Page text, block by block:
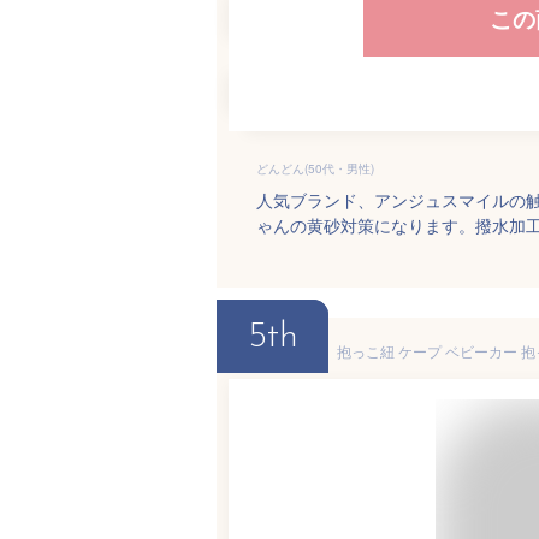
こ
どんどん(50代・男性)
人気ブランド、アンジュスマイルの
ゃんの黄砂対策になります。撥水加
5th